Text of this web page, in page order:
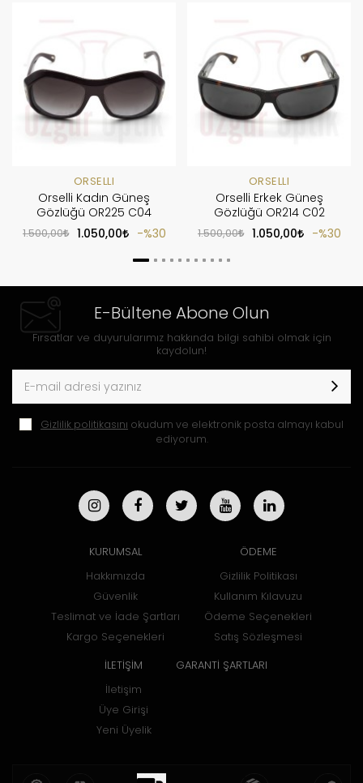
ORSELLI
Orselli Kadın Güneş
Gözlüğü OR225 C04
1.500,00 1.050,00 %30
ORSELLI
Orselli Erkek Güneş
Gözlüğü OR214 C02
1.500,00 1.050,00 %30
E-Bültene Abone Olun
Fırsatlar ve duyurularımız hakkında bilgi sahibi olmak için
kaydolun!
Gizlilik politikasını okudum ve elektronik posta almayı kabul
ediyorum.
KURUMSAL
Hakkımızda
Güvenlik
Teslimat ve İade Şartları
Kargo Seçenekleri
ÖDEME
Gizlilik Politikası
Kullanım Kılavuzu
Ödeme Seçenekleri
Satış Sözleşmesi
İLETİŞİM
İletişim
Üye Girişi
Yeni Üyelik
GARANTİ ŞARTLARI